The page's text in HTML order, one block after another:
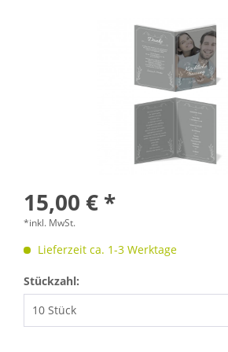
15,00 € *
*inkl. MwSt.
Lieferzeit ca. 1-3 Werktage
Stückzahl: